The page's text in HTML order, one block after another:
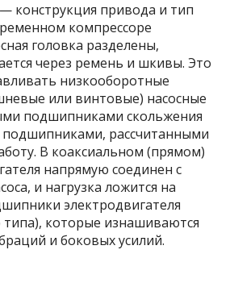
конструкция привода и тип
компрессоре
головка разделены,
через ремень и шкивы. Это
низкооборотные
или винтовые) насосные
подшипниками скольжения
рассчитанными
В коаксиальном (прямом)
напрямую соединен с
и нагрузка ложится на
электродвигателя
типа), которые изнашиваются
и боковых усилий.